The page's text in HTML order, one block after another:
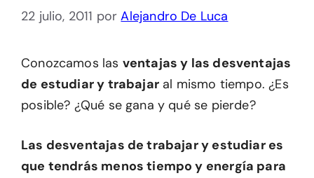
22 julio, 2011 porAlejandro De Luca
Conozcamos las ventajas y las desventajas
de estudiar y trabajaral mismo tiempo. ¿Es
posible? ¿Qué se gana y qué se pierde?
Las desventajas de trabajar y estudiar es
que tendrás menos tiempo y energía para